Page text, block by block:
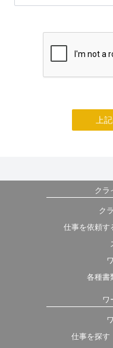
上
クラ
ク
仕事を依頼す
各種書
ワ
仕事を探す